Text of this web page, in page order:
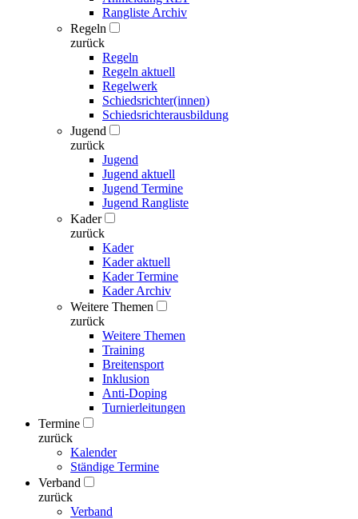
Rangliste Archiv
Regeln
zurück
Regeln
Regeln aktuell
Regelwerk
Schiedsrichter(innen)
Schiedsrichterausbildung
Jugend
zurück
Jugend
Jugend aktuell
Jugend Termine
Jugend Rangliste
Kader
zurück
Kader
Kader aktuell
Kader Termine
Kader Archiv
Weitere Themen
zurück
Weitere Themen
Training
Breitensport
Inklusion
Anti-Doping
Turnierleitungen
Termine
zurück
Kalender
Ständige Termine
Verband
zurück
Verband